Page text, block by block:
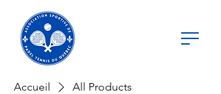
Accueil All Products